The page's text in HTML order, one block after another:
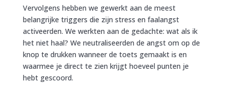
Vervolgens hebben we gewerkt aan de meest
belangrijke triggers die zijn stress en faalangst
activeerden. We werkten aan de gedachte: wat als ik
het niet haal? We neutraliseerden de angst om op de
knop te drukken wanneer de toets gemaakt is en
waarmee je direct te zien krijgt hoeveel punten je
hebt gescoord.